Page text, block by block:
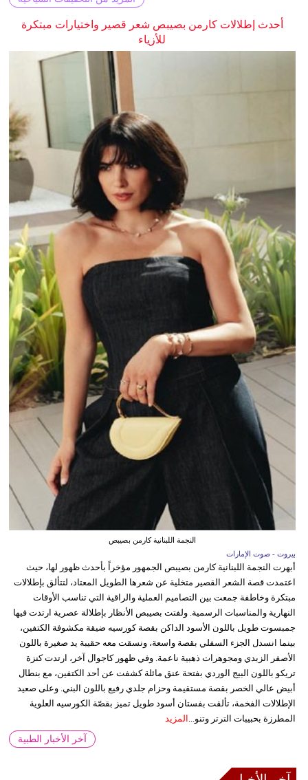
أحدث إطلالات كارمن بصيبص شعر قصير واختيارات مبتكرة
للأزياء
النجمة اللبنانية كارمن بصيبص
بيروت - صوت الإمارات
أبهرت النجمة اللبنانية كارمن بصيبص الجمهور مؤخراً بأحدث ظهور لها، حيث
اعتمدت قصة الشعر القصير متخلية عن شعرها الطويل المعتاد، لتتألق بإطلالات
مبتكرة وخاطفة جمعت بين التصاميم العملية والراقية التي تناسب الأوقات
النهارية والمناسبات الرسمية. ولفتت بصيبص الأنظار بإطلالة عصرية ارتدت فيها
جمبسوت طويل باللون الأسود الداكن بقصة كورسيه ضيقة مكشوفة الكتفين،
بينما انسدل الجزء السفلي بقصة واسعة، ونسقت معه حقيبة يد صغيرة باللون
الأصفر الزبدي ومجوهرات ذهبية ناعمة. وفي ظهور كاجوال آخر، ارتدت كنزة
تريكو باللون البيج الوردي بفتحة عنق مائلة كشفت عن أحد الكتفين، مع بنطال
أبيض عالي الخصر بقصة مستقيمة وحزام جلدي رفيع باللون البني. وعلى صعيد
الإطلالات الفخمة، تألقت بفستان أسود طويل تميز بقصّة الكورسيه العلوية
المطرزة بحبيبات الترتر وتنو... المزيد
آخر الأخبار الطبية